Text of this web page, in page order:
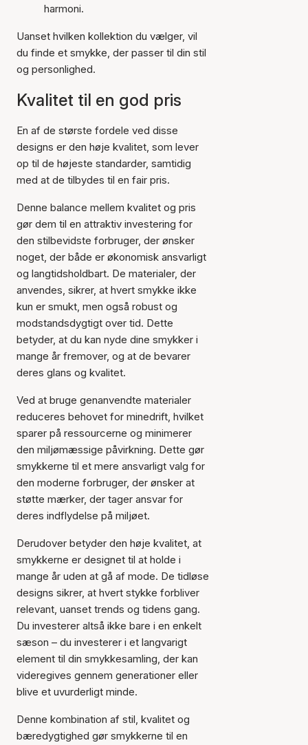
harmoni.
Uanset hvilken kollektion du vælger, vil
du finde et smykke, der passer til din stil
og personlighed.
Kvalitet til en god pris
En af de største fordele ved disse
designs er den høje kvalitet, som lever
op til de højeste standarder, samtidig
med at de tilbydes til en fair pris.
Denne balance mellem kvalitet og pris
gør dem til en attraktiv investering for
den stilbevidste forbruger, der ønsker
noget, der både er økonomisk ansvarligt
og langtidsholdbart. De materialer, der
anvendes, sikrer, at hvert smykke ikke
kun er smukt, men også robust og
modstandsdygtigt over tid. Dette
betyder, at du kan nyde dine smykker i
mange år fremover, og at de bevarer
deres glans og kvalitet.
Ved at bruge genanvendte materialer
reduceres behovet for minedrift, hvilket
sparer på ressourcerne og minimerer
den miljømæssige påvirkning. Dette gør
smykkerne til et mere ansvarligt valg for
den moderne forbruger, der ønsker at
støtte mærker, der tager ansvar for
deres indflydelse på miljøet.
Derudover betyder den høje kvalitet, at
smykkerne er designet til at holde i
mange år uden at gå af mode. De tidløse
designs sikrer, at hvert stykke forbliver
relevant, uanset trends og tidens gang.
Du investerer altså ikke bare i en enkelt
sæson – du investerer i et langvarigt
element til din smykkesamling, der kan
videregives gennem generationer eller
blive et uvurderligt minde.
Denne kombination af stil, kvalitet og
bæredygtighed gør smykkerne til en